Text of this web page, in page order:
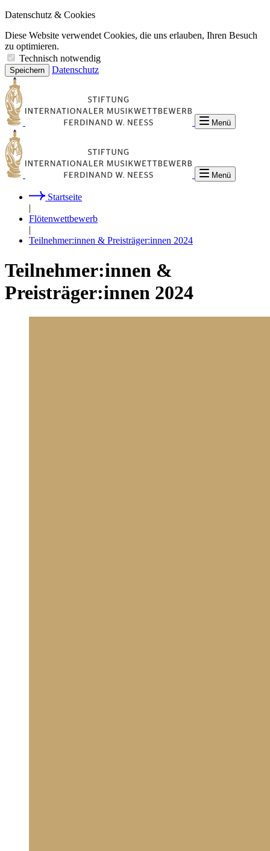
Datenschutz & Cookies
Diese Website verwendet Cookies, die uns erlauben, Ihren Besuch
zu optimieren.
Technisch notwendig
Speichern Datenschutz
Menü
Menü
Startseite
Flötenwettbewerb
Teilnehmer:innen & Preisträger:innen 2024
Teilnehmer:innen &
Preisträger:innen 2024